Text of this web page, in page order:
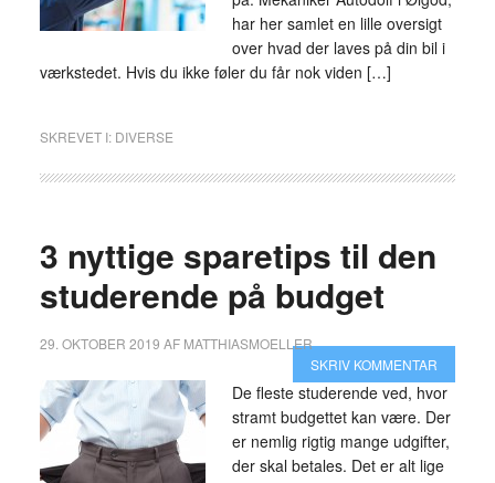
har her samlet en lille oversigt
over hvad der laves på din bil i
værkstedet. Hvis du ikke føler du får nok viden […]
SKREVET I: DIVERSE
3 nyttige sparetips til den
studerende på budget
29. OKTOBER 2019 AF MATTHIASMOELLER
SKRIV KOMMENTAR
De fleste studerende ved, hvor
stramt budgettet kan være. Der
er nemlig rigtig mange udgifter,
der skal betales. Det er alt lige